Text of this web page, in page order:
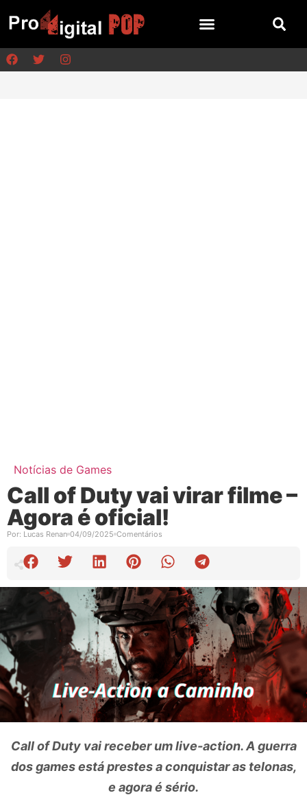
Notícias de Games
Call of Duty vai virar filme –
Agora é oficial!
Por: Lucas Renan 04/09/2025 Comentários
Call of Duty vai receber um live-action. A guerra
dos games está prestes a conquistar as telonas,
e agora é sério.